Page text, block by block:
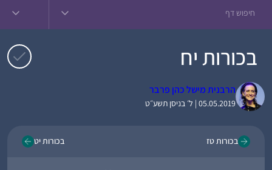
בכורות יח
הרבנית מישל כהן פרבר
05.05.2019 | ל׳ בניסן תשע״ט
בכורות טז בכורות יט